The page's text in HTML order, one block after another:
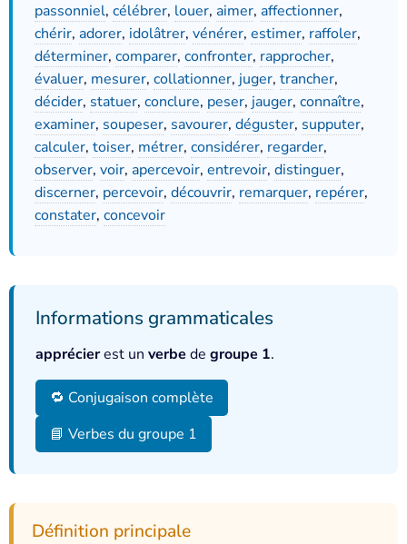
passonniel, célébrer, louer, aimer, affectionner,
chérir, adorer, idolâtrer, vénérer, estimer, raffoler,
déterminer, comparer, confronter, rapprocher,
évaluer, mesurer, collationner, juger, trancher,
décider, statuer, conclure, peser, jauger, connaître,
examiner, soupeser, savourer, déguster, supputer,
calculer, toiser, métrer, considérer, regarder,
observer, voir, apercevoir, entrevoir, distinguer,
discerner, percevoir, découvrir, remarquer, repérer,
constater, concevoir
Informations grammaticales
apprécierest un verbe de groupe 1.
🔁 Conjugaison complète
📘 Verbes du groupe 1
Définition principale